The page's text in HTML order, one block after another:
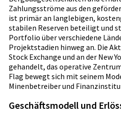
Zahlungsströme aus den
ist primär an langlebigen,
stabilen Reserven beteiligt und
Portfolio über verschiedene
Projektstadien hinweg an. Die
Stock Exchange und an der New
gehandelt, das operative
Flag bewegt sich mit seinem
Minenbetreiber und
Geschäftsmodell und